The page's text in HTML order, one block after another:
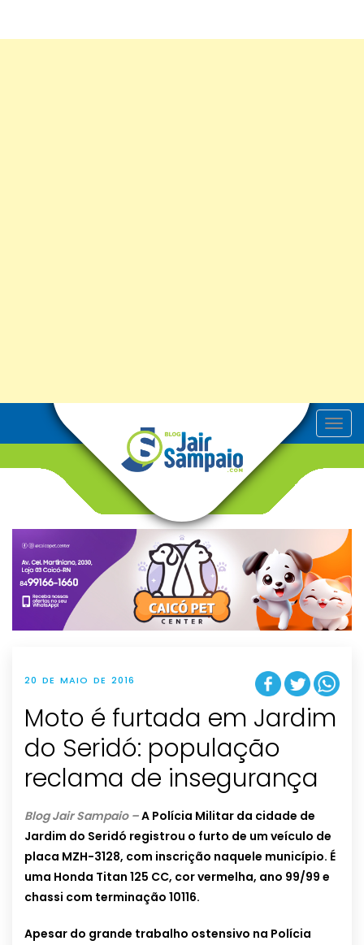
T
o
v
g
t
i
o
n
20 DE MAIO DE 2016
Moto é furtada em Jardim
do Seridó: população
reclama de insegurança
Blog Jair Sampaio –A Polícia Militar da cidade de
Jardim do Seridó registrou o furto de um veículo de
placa MZH-3128, com inscrição naquele município. É
uma Honda Titan 125 CC, cor vermelha, ano 99/99 e
chassi com terminação 10116.
Apesar do grande trabalho ostensivo na Polícia